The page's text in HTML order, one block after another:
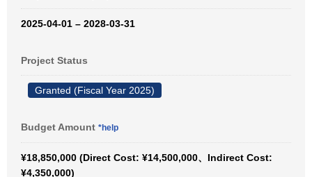
2025-04-01 – 2028-03-31
Project Status
Granted (Fiscal Year 2025)
Budget Amount *help
¥18,850,000 (Direct Cost: ¥14,500,000、Indirect Cost:
¥4,350,000)